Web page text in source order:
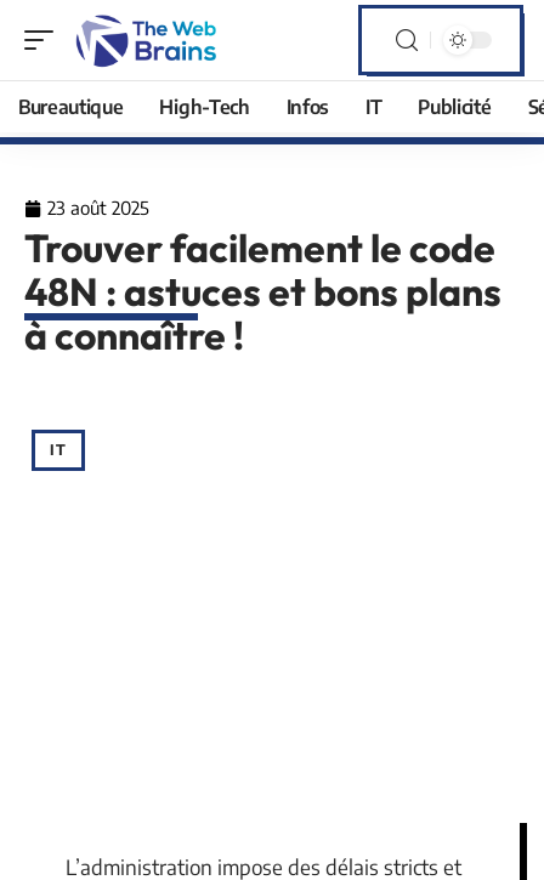
Bureautique High-Tech Infos IT Publicité
23 août 2025
Trouver facilement le code
48N : astuces et bons plans
à connaître !
IT
L’administration impose des délais stricts et